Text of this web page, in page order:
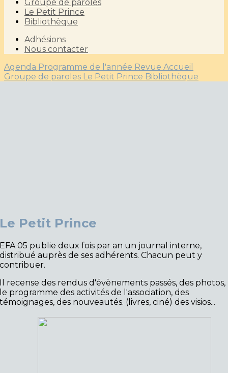
Groupe de paroles
Le Petit Prince
Bibliothèque
Adhésions
Nous contacter
Agenda Programme de l'année Revue Accueil
Groupe de paroles Le Petit Prince Bibliothèque
Petit Prince
05 publie deux fois par an un journal interne,
auprès de ses adhérents. Chacun peut y
recense des rendus d'évènements passés, des photos,
programme des activités de l'association, des
des nouveautés. (livres, ciné) des visios...